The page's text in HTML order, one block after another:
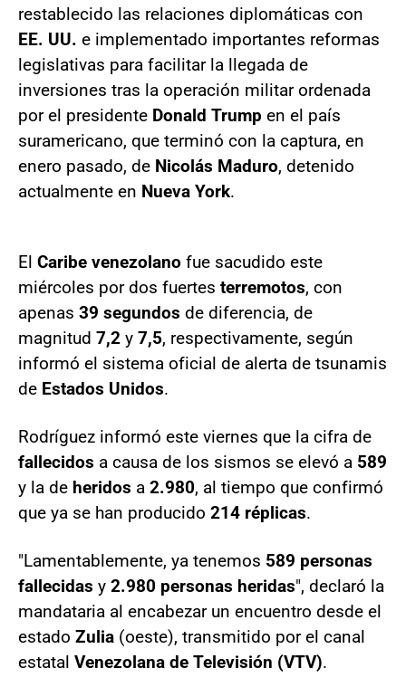
restablecido las relaciones diplomáticas con
EE. UU. e implementado importantes reformas
legislativas para facilitar la llegada de
inversiones tras la operación militar ordenada
por el presidente Donald Trump en el país
suramericano, que terminó con la captura, en
enero pasado, de Nicolás Maduro, detenido
actualmente en Nueva York.
El Caribe venezolano fue sacudido este
miércoles por dos fuertes terremotos, con
apenas 39 segundos de diferencia, de
magnitud 7,2 y 7,5, respectivamente, según
informó el sistema oficial de alerta de tsunamis
de Estados Unidos.
Rodríguez informó este viernes que la cifra de
fallecidos a causa de los sismos se elevó a 589
y la de heridos a 2.980, al tiempo que confirmó
que ya se han producido 214 réplicas.
"Lamentablemente, ya tenemos 589 personas
fallecidas y 2.980 personas heridas", declaró la
mandataria al encabezar un encuentro desde el
estado Zulia (oeste), transmitido por el canal
estatal Venezolana de Televisión (VTV).